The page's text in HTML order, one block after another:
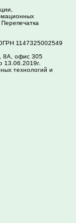
1147325002549
8А, офис 305
технологий и